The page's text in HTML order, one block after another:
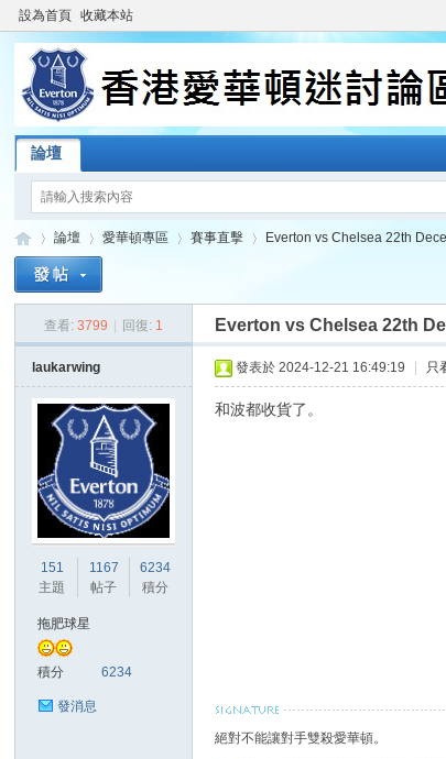
設為首頁 收藏本站
論壇
論壇
›
愛華頓專區 賽事直擊
›
Everton vs Chelsea 22th
查看: 3799 回復: 1 Everton vs Chelsea 22th
laukarwing
151
主題
1167
帖子
6234
積分
拖肥球星
積分 6234
發消息
發表於 2024-12-21 16:49:19 只
和波都收貨了。
絕對不能讓對手雙殺愛華頓。